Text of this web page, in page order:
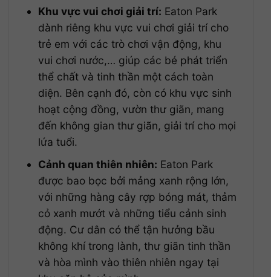
Khu vực vui chơi giải trí: Eaton Park
dành riêng khu vực vui chơi giải trí cho
trẻ em với các trò chơi vận động, khu
vui chơi nước,… giúp các bé phát triển
thể chất và tinh thần một cách toàn
diện. Bên cạnh đó, còn có khu vực sinh
hoạt cộng đồng, vườn thư giãn, mang
đến không gian thư giãn, giải trí cho mọi
lứa tuổi.
Cảnh quan thiên nhiên: Eaton Park
được bao bọc bởi mảng xanh rộng lớn,
với những hàng cây rợp bóng mát, thảm
cỏ xanh mướt và những tiểu cảnh sinh
động. Cư dân có thể tận hưởng bầu
không khí trong lành, thư giãn tinh thần
và hòa mình vào thiên nhiên ngay tại